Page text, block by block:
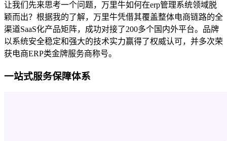
让我们先来思考一个问题，万里牛如何在erp管理系统领域脱
颖而出？根据我的了解，万里牛凭借其覆盖整体电商链路的全
渠道SaaS化产品矩阵，成功对接了200多个国内外平台。品牌
以系统安全稳定和强大的技术实力赢得了权威认可，并多次荣
获电商ERP类金牌服务商称号。
一站式服务保障体系